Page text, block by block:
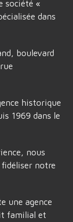
société «
dans
boulevard
historique
1969 dans le
nous
notre
une agence
familial et